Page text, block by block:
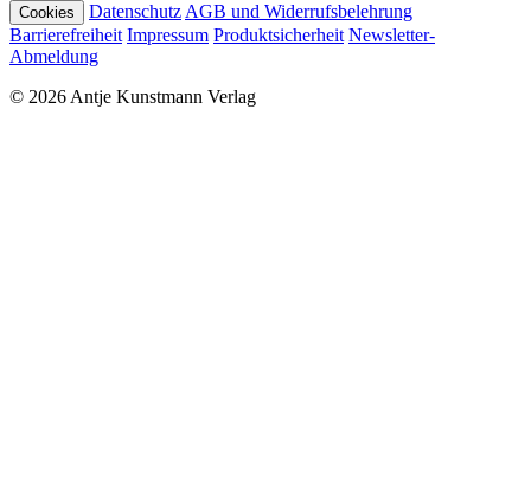
Cookies
Datenschutz AGB und Widerrufsbelehrung
Barrierefreiheit Impressum Produktsicherheit Newsletter-
Abmeldung
© 2026 Antje Kunstmann Verlag